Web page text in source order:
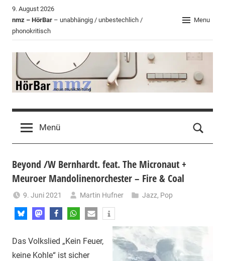
Zum
Inhalt
springen
9. August 2026
nmz – HörBar – unabhängig / unbestechlich /
phonokritisch
Menu
HörBar
der
nmz
Menü
Beyond /W Bernhardt. feat. The Micronaut +
Meuroer Mandolinenorchester – Fire & Coal
9. Juni 2021 Martin Hufner Jazz, Pop
Das Volkslied „Kein Feuer,
keine Kohle“ ist sicher